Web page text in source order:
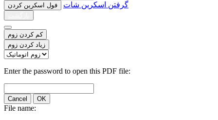
ﻓﻮﻝ اﺳﮑﺮﯾﻦ ﮐﺮﺩﻥ گرفتن اسکرین شات
کم کردن زوم
زیاد کردن زوم
Enter the password to open this PDF file:
Cancel OK
File name: